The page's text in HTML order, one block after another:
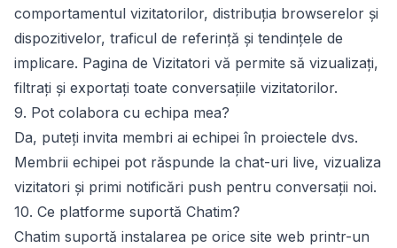
comportamentul vizitatorilor, distribuția browserelor și
dispozitivelor, traficul de referință și tendințele de
implicare. Pagina de Vizitatori vă permite să vizualizați,
filtrați și exportați toate conversațiile vizitatorilor.
9. Pot colabora cu echipa mea?
Da, puteți invita membri ai echipei în proiectele dvs.
Membrii echipei pot răspunde la chat-uri live, vizualiza
vizitatori și primi notificări push pentru conversații noi.
10. Ce platforme suportă Chatim?
Chatim suportă instalarea pe orice site web printr-un